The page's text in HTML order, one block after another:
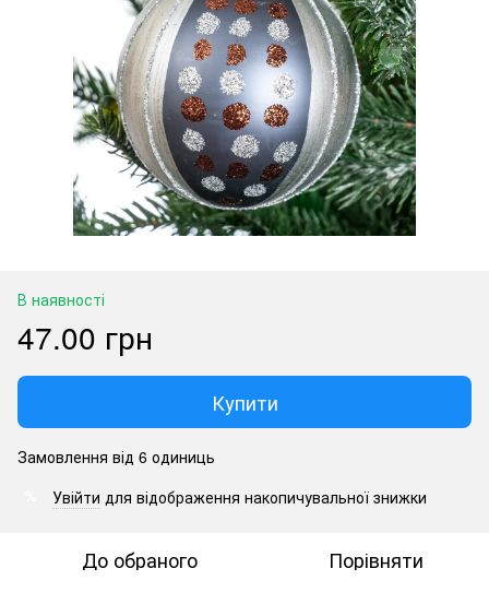
В наявності
47.00 грн
Купити
Замовлення від 6 одиниць
Увійти для відображення накопичувальної знижки
До обраного Порівняти